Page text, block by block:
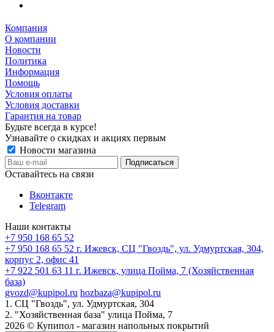
Компания
О компании
Новости
Политика
Информация
Помощь
Условия оплаты
Условия доставки
Гарантия на товар
Будьте всегда в курсе!
Узнавайте о скидках и акциях первым
Новости магазина
Оставайтесь на связи
Вконтакте
Telegram
Наши контакты
+7 950 168 65 52
+7 950 168 65 52 г. Ижевск, СЦ "Гвоздь", ул. Удмуртская, 304,
корпус 2, офис 41
+7 922 501 63 11 г. Ижевск, улица Пойма, 7 (Хозяйственная
база)
gvozd@kupipol.ru hozbaza@kupipol.ru
1. СЦ "Гвоздь", ул. Удмуртская, 304
2. "Хозяйственная база" улица Пойма, 7
2026 © Купипол - магазин напольных покрытий